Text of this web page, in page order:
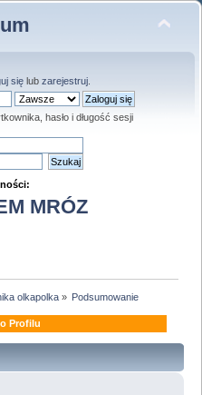
sięlub zarejestruj.
hasło i długość sesji
MRÓZ
olkapolka» Podsumowanie
Profilu